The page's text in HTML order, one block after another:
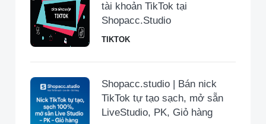
tài khoản TikTok tại
Shopacc.Studio
TIKTOK
Shopacc.studio | Bán nick
TikTok tự tạo sạch, mở sẵn
LiveStudio, PK, Giỏ hàng